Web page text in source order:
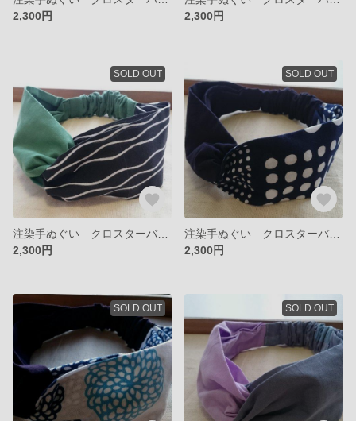
2,300円
2,300円
SOLD OUT
2,300円
SOLD OUT
2,300円
SOLD OUT SOLD OUT